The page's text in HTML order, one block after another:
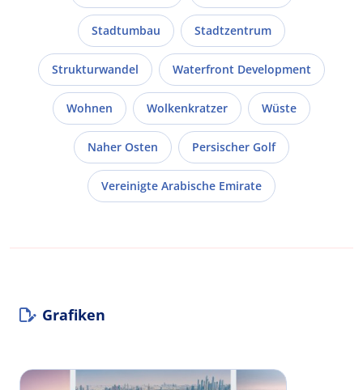
Stadtumbau Stadtzentrum
Strukturwandel Waterfront Development
Wohnen Wolkenkratzer Wüste
Naher Osten Persischer Golf
Vereinigte Arabische Emirate
Grafiken